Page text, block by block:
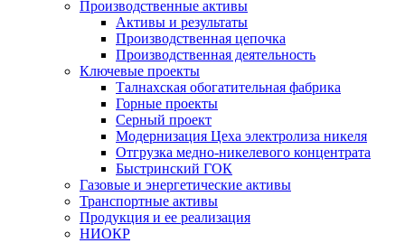
Производственные активы
Активы и результаты
Производственная цепочка
Производственная деятельность
Ключевые проекты
Талнахская обогатительная фабрика
Горные проекты
Серный проект
Модернизация Цеха электролиза никеля
Отгрузка медно-никелевого концентрата
Быстринский ГОК
Газовые и энергетические активы
Транспортные активы
Продукция и ее реализация
НИОКР